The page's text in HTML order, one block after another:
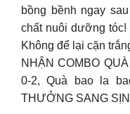
bồng bềnh ngay
chất nuôi dưỡng tóc!
Không để lại cặn
NHẬN COMBO
0-2, Quà bao la
THƯỞNG SANG